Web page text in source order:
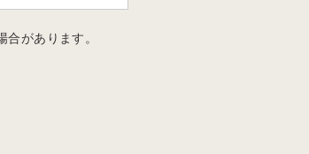
があります。